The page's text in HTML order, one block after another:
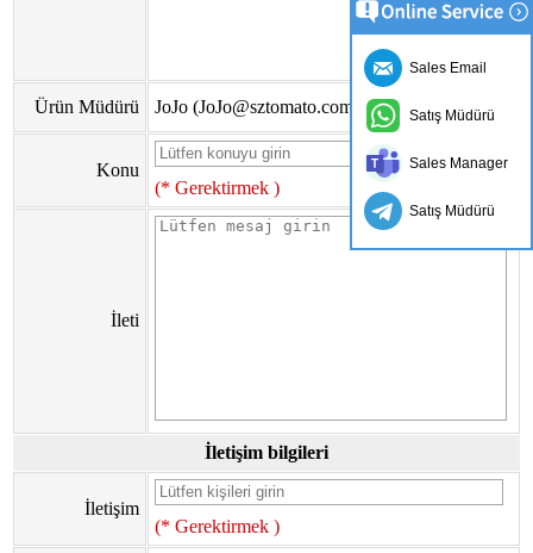
Ürün Müdürü JoJo (JoJo@sztomato.com)
Konu
(* Gerektirmek )
İleti
İletişim bilgileri
İletişim
(* Gerektirmek )
Sales Email
Satış Müdürü
Sales Manager
Satış Müdürü